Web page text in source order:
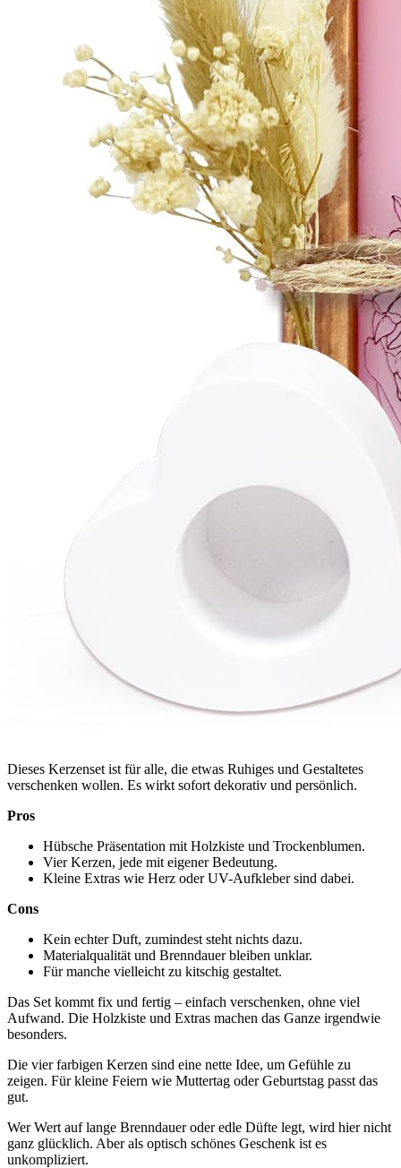
Dieses Kerzenset ist für alle, die etwas Ruhiges und Gestaltetes
verschenken wollen. Es wirkt sofort dekorativ und persönlich.
Pros
Hübsche Präsentation mit Holzkiste und Trockenblumen.
Vier Kerzen, jede mit eigener Bedeutung.
Kleine Extras wie Herz oder UV-Aufkleber sind dabei.
Cons
Kein echter Duft, zumindest steht nichts dazu.
Materialqualität und Brenndauer bleiben unklar.
Für manche vielleicht zu kitschig gestaltet.
Das Set kommt fix und fertig – einfach verschenken, ohne viel
Aufwand. Die Holzkiste und Extras machen das Ganze irgendwie
besonders.
Die vier farbigen Kerzen sind eine nette Idee, um Gefühle zu
zeigen. Für kleine Feiern wie Muttertag oder Geburtstag passt das
gut.
Wer Wert auf lange Brenndauer oder edle Düfte legt, wird hier nicht
ganz glücklich. Aber als optisch schönes Geschenk ist es
unkompliziert.